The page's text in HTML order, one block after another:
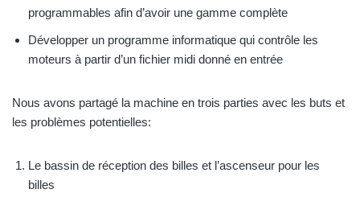
programmables afin d’avoir une gamme complète
Développer un programme informatique qui contrôle les
moteurs à partir d’un fichier midi donné en entrée
Nous avons partagé la machine en trois parties avec les buts et
les problèmes potentielles:
Le bassin de réception des billes et l’ascenseur pour les
billes